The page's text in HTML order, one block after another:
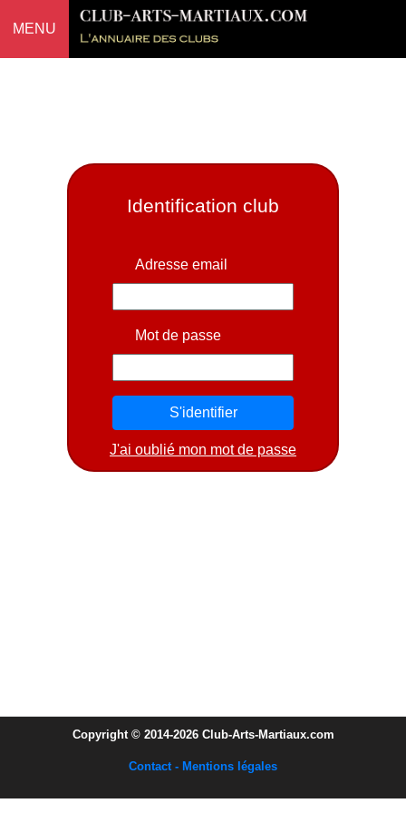
MENU
Identification club
Adresse email
Mot de passe
J'ai oublié mon mot de passe
Copyright © 2014-2026 Club-Arts-Martiaux.com
Contact - Mentions légales